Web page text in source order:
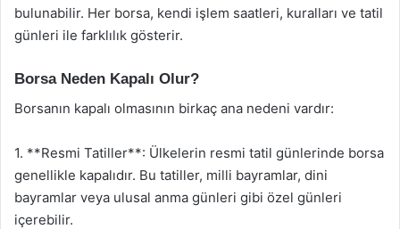
bulunabilir. Her borsa, kendi işlem saatleri, kuralları ve tatil
günleri ile farklılık gösterir.
Borsa Neden Kapalı Olur?
Borsanın kapalı olmasının birkaç ana nedeni vardır:
1. **Resmi Tatiller**: Ülkelerin resmi tatil günlerinde borsa
genellikle kapalıdır. Bu tatiller, milli bayramlar, dini
bayramlar veya ulusal anma günleri gibi özel günleri
içerebilir.